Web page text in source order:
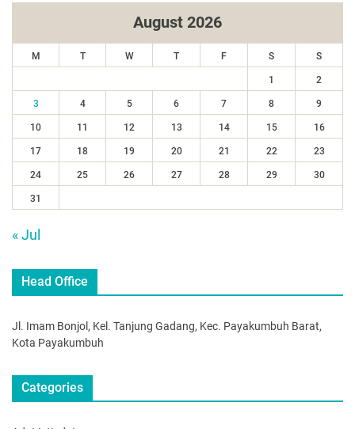
August 2026
M T W T F S S
1 2
3 4 5 6 7 8 9
10 11 12 13 14 15 16
17 18 19 20 21 22 23
24 25 26 27 28 29 30
31
« Jul
Head Office
Jl. Imam Bonjol, Kel. Tanjung Gadang, Kec. Payakumbuh Barat,
Kota Payakumbuh
Categories